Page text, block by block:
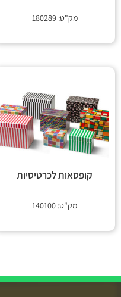
מק"ט: 180289
קופסאות לכרטיסיות
מק"ט: 140100